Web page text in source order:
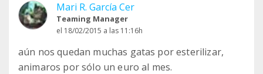
Mari R. García Cer
Teaming Manager
el 18/02/2015 a las 11:16h
aún nos quedan muchas gatas por esterilizar,
animaros por sólo un euro al mes.